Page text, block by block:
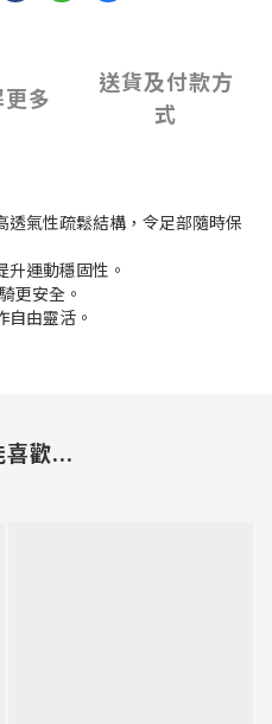
多
送貨及付款方
式
氣性疏鬆結構，令足部隨時保
運動穩固性。
更安全。
由靈活。
喜歡...